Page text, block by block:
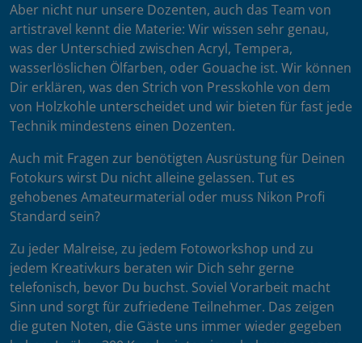
Aber nicht nur unsere Dozenten, auch das Team von
artistravel kennt die Materie: Wir wissen sehr genau,
was der Unterschied zwischen Acryl, Tempera,
wasserlöslichen Ölfarben, oder Gouache ist. Wir können
Dir erklären, was den Strich von Presskohle von dem
von Holzkohle unterscheidet und wir bieten für fast jede
Technik mindestens einen Dozenten.
Auch mit Fragen zur benötigten Ausrüstung für Deinen
Fotokurs wirst Du nicht alleine gelassen. Tut es
gehobenes Amateurmaterial oder muss Nikon Profi
Standard sein?
Zu jeder Malreise, zu jedem Fotoworkshop und zu
jedem Kreativkurs beraten wir Dich sehr gerne
telefonisch, bevor Du buchst. Soviel Vorarbeit macht
Sinn und sorgt für zufriedene Teilnehmer. Das zeigen
die guten Noten, die Gäste uns immer wieder gegeben